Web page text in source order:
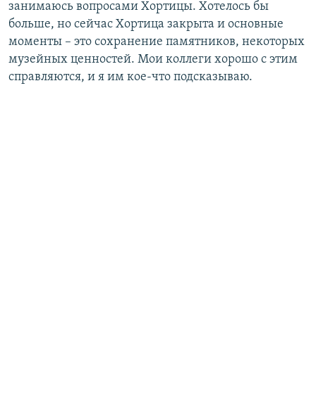
занимаюсь вопросами Хортицы. Хотелось бы
больше, но сейчас Хортица закрыта и основные
моменты – это сохранение памятников, некоторых
музейных ценностей. Мои коллеги хорошо с этим
справляются, и я им кое-что подсказываю.